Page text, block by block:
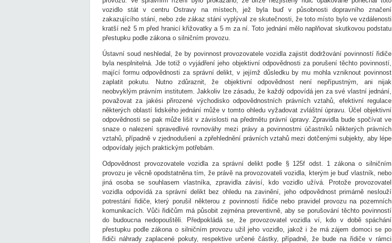
vozidlo stát v centru Ostravy na místech, jež byla buď v působnosti dopravního značení
zakazujícího stání, nebo zde zákaz stání vyplýval ze skutečnosti, že toto místo bylo ve vzdálenosti
kratší než 5 m před hranicí křižovatky a 5 m za ní. Toto jednání mělo naplňovat skutkovou podstatu
přestupku podle zákona o silničním provozu.
Ústavní soud neshledal, že by povinnost provozovatele vozidla zajistit dodržování povinností řidiče
byla nesplnitelná. Jde totiž o vyjádření jeho objektivní odpovědnosti za porušení těchto povinností,
mající formu odpovědnosti za správní delikt, v jejímž důsledku by mu mohla vzniknout povinnost
zaplatit pokutu. Nutno zdůraznit, že objektivní odpovědnost není nepřípustným, ani nijak
neobvyklým právním institutem. Jakkoliv lze zásadu, že každý odpovídá jen za své vlastní jednání,
považovat za jakési přirozené východisko odpovědnostních právních vztahů, efektivní regulace
některých oblastí lidského jednání může v tomto ohledu vyžadovat zvláštní úpravu. Účel objektivní
odpovědnosti se pak může lišit v závislosti na předmětu právní úpravy. Zpravidla bude spočívat ve
snaze o nalezení spravedlivé rovnováhy mezi právy a povinnostmi účastníků některých právních
vztahů, případně v zjednodušení a zpřehlednění právních vztahů mezi dotčenými subjekty, aby lépe
odpovídaly jejich praktickým potřebám.
Odpovědnost provozovatele vozidla za správní delikt podle § 125f odst. 1 zákona o silničním
provozu je věcně opodstatněna tím, že právě na provozovateli vozidla, kterým je buď vlastník, nebo
jiná osoba se souhlasem vlastníka, zpravidla závisí, kdo vozidlo užívá. Protože provozovatel
vozidla odpovídá za správní delikt bez ohledu na zavinění, jeho odpovědnost primárně neslouží
potrestání řidiče, který porušil některou z povinností řidiče nebo pravidel provozu na pozemních
komunikacích. Vůči řidičům má působit zejména preventivně, aby se porušování těchto povinností
do budoucna nedopouštěli. Předpokládá se, že provozovatel vozidla ví, kdo v době spáchání
přestupku podle zákona o silničním provozu užil jeho vozidlo, jakož i že má zájem domoci se po
řidiči náhrady zaplacené pokuty, respektive určené částky, případně, že bude na řidiče v rámci